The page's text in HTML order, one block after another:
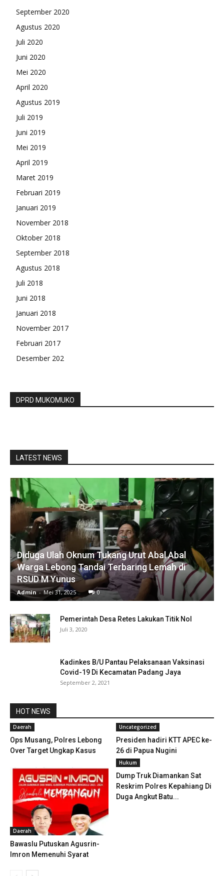
September 2020
Agustus 2020
Juli 2020
Juni 2020
Mei 2020
April 2020
Agustus 2019
Juli 2019
Juni 2019
Mei 2019
April 2019
Maret 2019
Februari 2019
Januari 2019
November 2018
Oktober 2018
September 2018
Agustus 2018
Juli 2018
Juni 2018
Januari 2018
November 2017
Februari 2017
Desember 202
DPRD MUKOMUKO
LATEST NEWS
Diduga Ulah Oknum Tukang Urut Abal Abal
Warga Lebong Tandai Terbaring Lemah di
RSUD M Yunus
Admin - Mei 31, 2025 0
Pemerintah Desa Retes Lakukan Titik Nol
Juli 3, 2020
Kadinkes B/U Pantau Pelaksanaan Vaksinasi
Covid-19 Di Kecamatan Padang Jaya
September 2, 2021
HOT NEWS
Daerah
Ops Musang, Polres Lebong
Over Target Ungkap Kasus
Uncategorized
Presiden hadiri KTT APEC ke-
26 di Papua Nugini
Daerah
Bawaslu Putuskan Agusrin-
Imron Memenuhi Syarat
Hukum
Dump Truk Diamankan Sat
Reskrim Polres Kepahiang Di
Duga Angkut Batu...